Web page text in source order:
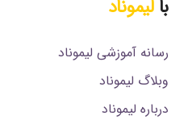
بالیموناد
رسانه آموزشی لیموناد
وبلاگ لیموناد
درباره لیموناد